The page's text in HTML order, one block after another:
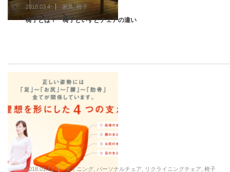
2018.03.4 家具,椅子
椅子とは？ 椅子といすとチェアの違い
2018.01.11 ダイニング パーソナルチェア リクライニングチェア 椅子